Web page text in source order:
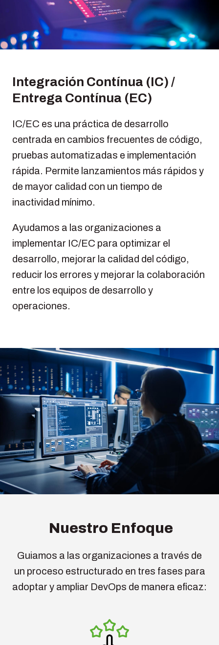
Integración Contínua (IC) /
Entrega Contínua (EC)
IC/EC es una práctica de desarrollo
centrada en cambios frecuentes de código,
pruebas automatizadas e implementación
rápida. Permite lanzamientos más rápidos y
de mayor calidad con un tiempo de
inactividad mínimo.
Ayudamos a las organizaciones a
implementar IC/EC para optimizar el
desarrollo, mejorar la calidad del código,
reducir los errores y mejorar la colaboración
entre los equipos de desarrollo y
operaciones.
Nuestro Enfoque
Guiamos a las organizaciones a través de
un proceso estructurado en tres fases para
adoptar y ampliar DevOps de manera eficaz: